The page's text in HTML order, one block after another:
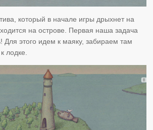
который в начале игры дрыхнет на
на острове. Первая наша задача
Для этого идем к маяку, забираем там
лодке.